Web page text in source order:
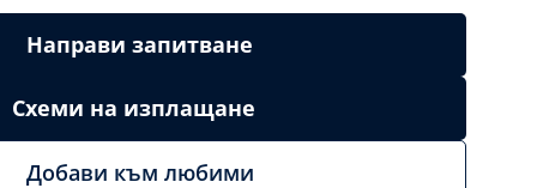
Направи запитване
Схеми на изплащане
Добави към любими